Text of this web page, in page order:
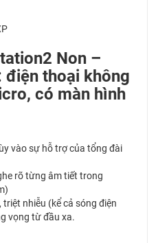
Non –
điện thoại không
có màn hình
vào sự hỗ trợ của tổng đài
rõ từng âm tiết trong
nhiễu (kể cả sóng điện
vọng từ đầu xa.